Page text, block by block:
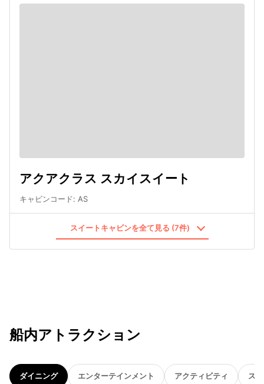
アクアクラス スカイスイート
キャビンコード: AS
スイートキャビンを全て見る (7件)
船内アトラクション
ダイニング エンターテインメント アクティビティ ス